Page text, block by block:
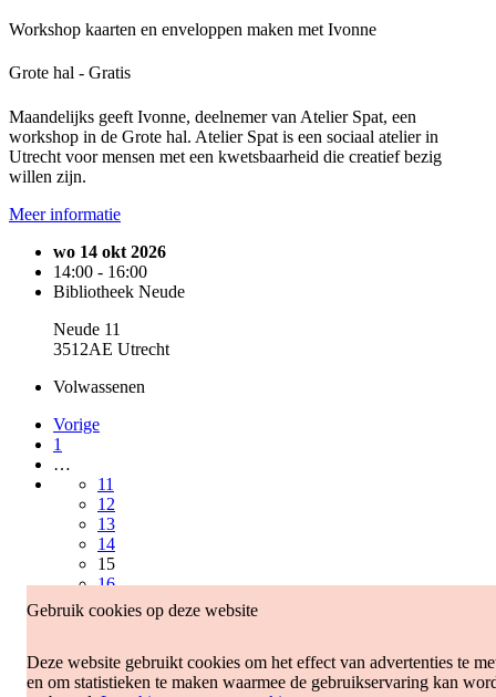
Gebruik cookies op deze website
Deze website gebruikt cookies om het effect van advertenties te
en om statistieken te maken waarmee de gebruikservaring kan
Workshop kaarten en enveloppen maken met Ivonne
Grote hal - Gratis
Maandelijks geeft Ivonne, deelnemer van Atelier Spat, een
workshop in de Grote hal. Atelier Spat is een sociaal atelier in
Utrecht voor mensen met een kwetsbaarheid die creatief bezig
willen zijn.
Meer informatie
wo 14 okt 2026
14:00 - 16:00
Bibliotheek Neude
Neude 11
3512AE Utrecht
Volwassenen
Vorige
1
…
11
12
13
14
15
16
17
20
…